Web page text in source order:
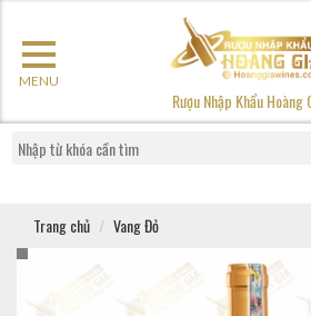
MENU
Rượu Nhập Khẩu Hoàng
Trang chủ Vang Đỏ